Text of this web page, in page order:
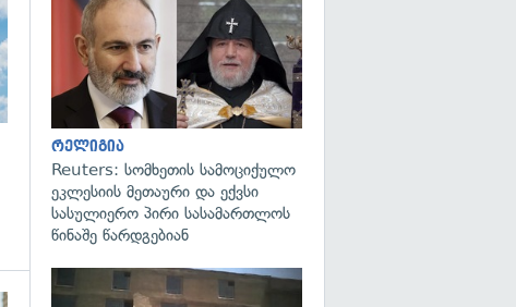
რელიგია
Reuters: სომხეთის სამოციქულო
ეკლესიის მეთაური და ექვსი
სასულიერო პირი სასამართლოს
წინაშე წარდგებიან